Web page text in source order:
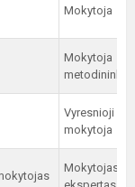
Mokytoja
Mokytoja
metodininkė
Vyresnioji
mokytoja
Mokytojas